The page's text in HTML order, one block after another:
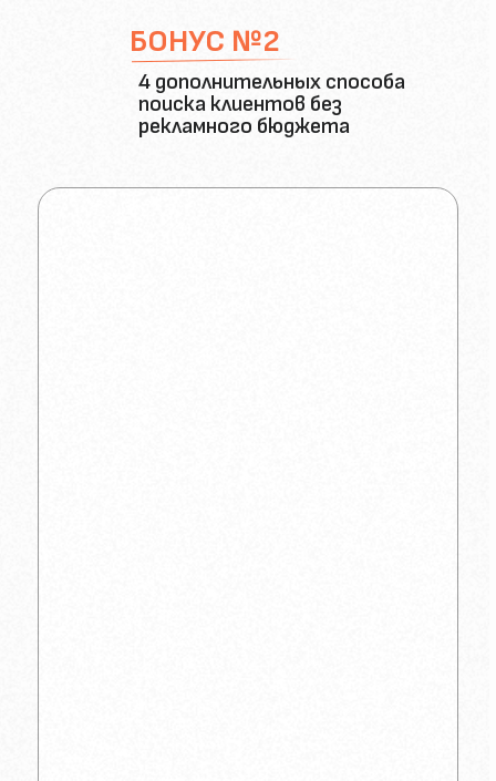
4 дополнительных способа
поиска клиентов без
рекламного бюджета
БОНУС №2